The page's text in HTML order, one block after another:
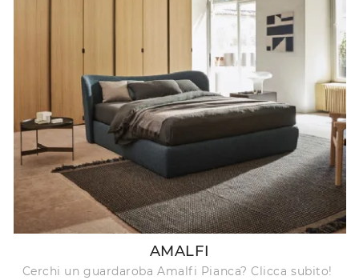
AMALFI
Cerchi un guardaroba Amalfi Pianca? Clicca subito!